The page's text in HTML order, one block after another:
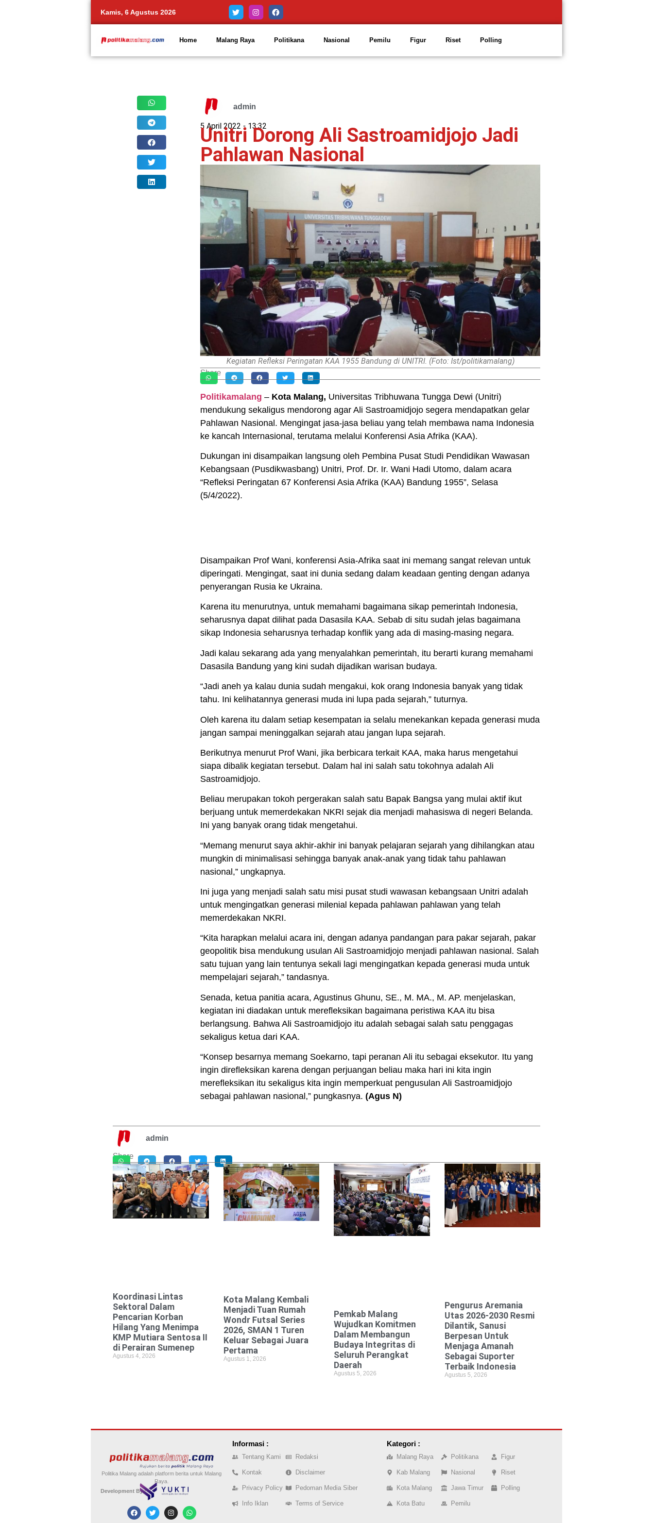
Kamis, 6 Agustus 2026
Home Malang Raya Politikana Nasional Pemilu Figur Riset Polling
Share
admin
5 April 2022 - 13:32
Unitri Dorong Ali Sastroamidjojo Jadi
Pahlawan Nasional
Kegiatan Refleksi Peringatan KAA 1955 Bandung di UNITRI. (Foto: Ist/politikamalang)
Share
Politikamalang – Kota Malang, Universitas Tribhuwana Tungga Dewi (Unitri)
mendukung sekaligus mendorong agar Ali Sastroamidjojo segera mendapatkan gelar
Pahlawan Nasional. Mengingat jasa-jasa beliau yang telah membawa nama Indonesia
ke kancah Internasional, terutama melalui Konferensi Asia Afrika (KAA).
Dukungan ini disampaikan langsung oleh Pembina Pusat Studi Pendidikan Wawasan
Kebangsaan (Pusdikwasbang) Unitri, Prof. Dr. Ir. Wani Hadi Utomo, dalam acara
“Refleksi Peringatan 67 Konferensi Asia Afrika (KAA) Bandung 1955”, Selasa
(5/4/2022).
Disampaikan Prof Wani, konferensi Asia-Afrika saat ini memang sangat relevan untuk
diperingati. Mengingat, saat ini dunia sedang dalam keadaan genting dengan adanya
penyerangan Rusia ke Ukraina.
Karena itu menurutnya, untuk memahami bagaimana sikap pemerintah Indonesia,
seharusnya dapat dilihat pada Dasasila KAA. Sebab di situ sudah jelas bagaimana
sikap Indonesia seharusnya terhadap konflik yang ada di masing-masing negara.
Jadi kalau sekarang ada yang menyalahkan pemerintah, itu berarti kurang memahami
Dasasila Bandung yang kini sudah dijadikan warisan budaya.
“Jadi aneh ya kalau dunia sudah mengakui, kok orang Indonesia banyak yang tidak
tahu. Ini kelihatannya generasi muda ini lupa pada sejarah,” tuturnya.
Oleh karena itu dalam setiap kesempatan ia selalu menekankan kepada generasi muda
jangan sampai meninggalkan sejarah atau jangan lupa sejarah.
Berikutnya menurut Prof Wani, jika berbicara terkait KAA, maka harus mengetahui
siapa dibalik kegiatan tersebut. Dalam hal ini salah satu tokohnya adalah Ali
Sastroamidjojo.
Beliau merupakan tokoh pergerakan salah satu Bapak Bangsa yang mulai aktif ikut
berjuang untuk memerdekakan NKRI sejak dia menjadi mahasiswa di negeri Belanda.
Ini yang banyak orang tidak mengetahui.
“Memang menurut saya akhir-akhir ini banyak pelajaran sejarah yang dihilangkan atau
mungkin di minimalisasi sehingga banyak anak-anak yang tidak tahu pahlawan
nasional,” ungkapnya.
Ini juga yang menjadi salah satu misi pusat studi wawasan kebangsaan Unitri adalah
untuk mengingatkan generasi milenial kepada pahlawan pahlawan yang telah
memerdekakan NKRI.
“Kita harapkan melalui acara ini, dengan adanya pandangan para pakar sejarah, pakar
geopolitik bisa mendukung usulan Ali Sastroamidjojo menjadi pahlawan nasional. Salah
satu tujuan yang lain tentunya sekali lagi mengingatkan kepada generasi muda untuk
mempelajari sejarah,” tandasnya.
Senada, ketua panitia acara, Agustinus Ghunu, SE., M. MA., M. AP. menjelaskan,
kegiatan ini diadakan untuk merefleksikan bagaimana peristiwa KAA itu bisa
berlangsung. Bahwa Ali Sastroamidjojo itu adalah sebagai salah satu penggagas
sekaligus ketua dari KAA.
“Konsep besarnya memang Soekarno, tapi peranan Ali itu sebagai eksekutor. Itu yang
ingin direfleksikan karena dengan perjuangan beliau maka hari ini kita ingin
merefleksikan itu sekaligus kita ingin memperkuat pengusulan Ali Sastroamidjojo
sebagai pahlawan nasional,” pungkasnya. (Agus N)
admin
Share
Koordinasi Lintas
Sektoral Dalam
Pencarian Korban
Hilang Yang Menimpa
KMP Mutiara Sentosa II
di Perairan Sumenep
Agustus 4, 2026
Kota Malang Kembali
Menjadi Tuan Rumah
Wondr Futsal Series
2026, SMAN 1 Turen
Keluar Sebagai Juara
Pertama
Agustus 1, 2026
Pemkab Malang
Wujudkan Komitmen
Dalam Membangun
Budaya Integritas di
Seluruh Perangkat
Daerah
Agustus 5, 2026
Pengurus Aremania
Utas 2026-2030 Resmi
Dilantik, Sanusi
Berpesan Untuk
Menjaga Amanah
Sebagai Suporter
Terbaik Indonesia
Agustus 5, 2026
Politika Malang adalah platform berita untuk Malang
Raya.
Development By :
Informasi :
Tentang Kami
Kontak
Privacy Policy
Info Iklan
Redaksi
Disclaimer
Pedoman Media Siber
Terms of Service
Kategori :
Malang Raya
Kab Malang
Kota Malang
Kota Batu
Politikana
Nasional
Jawa Timur
Pemilu
Figur
Riset
Polling